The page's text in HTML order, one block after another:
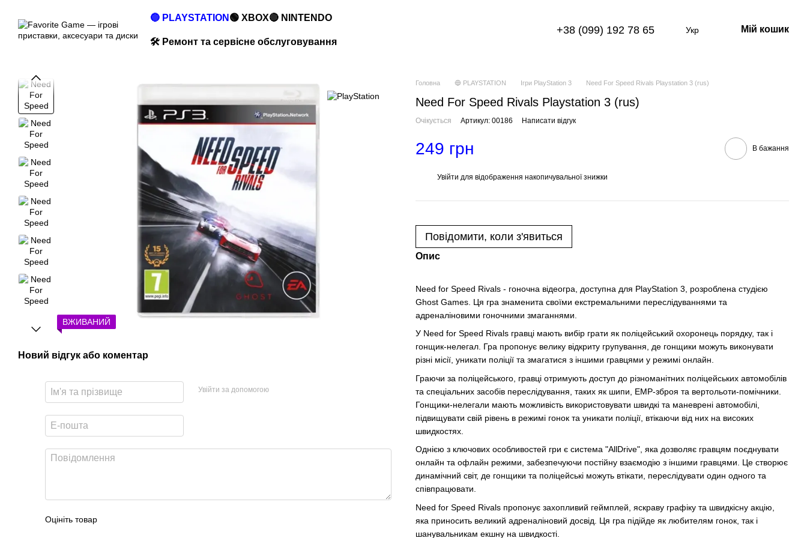
🔵 PLAYSTATION 🟢 XBOX🔴 NINTENDO
🛠️ Ремонт та сервісне обслуговування
+38 (099) 192 78 65 Укр Мій кошик
ВЖИВАНИЙ
Новий відгук або коментар
Увійти за допомогою
Оцініть товар
Головна 🔵 PLAYSTATION Ігри PlayStation 3 Need For Speed Rivals Playstation 3 (rus)
Need For Speed Rivals Playstation 3 (rus)
Очікується Артикул: 00186 Написати відгук
249 грн В бажання
Увійти для відображення накопичувальної знижки
Повідомити, коли з'явиться
Опис
Need for Speed Rivals - гоночна відеогра, доступна для PlayStation 3, розроблена студією
Ghost Games. Ця гра знаменита своїми екстремальними переслідуваннями та
адреналіновими гоночними змаганнями.
У Need for Speed Rivals гравці мають вибір грати як поліцейський охоронець порядку, так і
гонщик-нелегал. Гра пропонує велику відкриту групування, де гонщики можуть виконувати
різні місії, уникати поліції та змагатися з іншими гравцями у режимі онлайн.
Граючи за поліцейського, гравці отримують доступ до різноманітних поліцейських автомобілів
та спеціальних засобів переслідування, таких як шипи, EMP-зброя та вертольоти-помічники.
Гонщики-нелегали мають можливість використовувати швидкі та маневрені автомобілі,
підвищувати свій рівень в режимі гонок та уникати поліції, втікаючи від них на високих
швидкостях.
Однією з ключових особливостей гри є система "AllDrive", яка дозволяє гравцям поєднувати
онлайн та офлайн режими, забезпечуючи постійну взаємодію з іншими гравцями. Це створює
динамічний світ, де гонщики та поліцейські можуть втікати, переслідувати один одного та
співпрацювати.
Need for Speed Rivals пропонує захопливий геймплей, яскраву графіку та швидкісну акцію,
яка приносить великий адреналіновий досвід. Ця гра підійде як любителям гонок, так і
шанувальникам екшну на швидкості.